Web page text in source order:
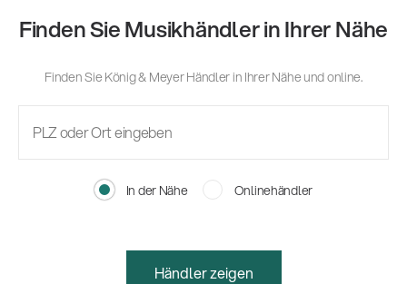
Finden Sie Musikhändler in Ihrer Nähe
Finden Sie König & Meyer Händler in Ihrer Nähe und online.
In der Nähe Onlinehändler
Händler zeigen